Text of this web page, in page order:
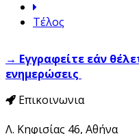
Τέλος
→ Εγγραφείτε εάν
ενημερώσεις
Επικοινωνια
Λ. Κηφισίας 46, Αθήνα